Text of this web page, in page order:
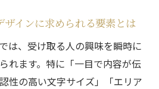
るチラシデザインの基本
ルールでプロ級の印象に
なデザインを支える原則
簡単チラシ制作を実現
ザインに求められる要素とは
は、受け取る人の興味を瞬時に
れます。特に「一目で内容が伝
性の高い文字サイズ」「エリア